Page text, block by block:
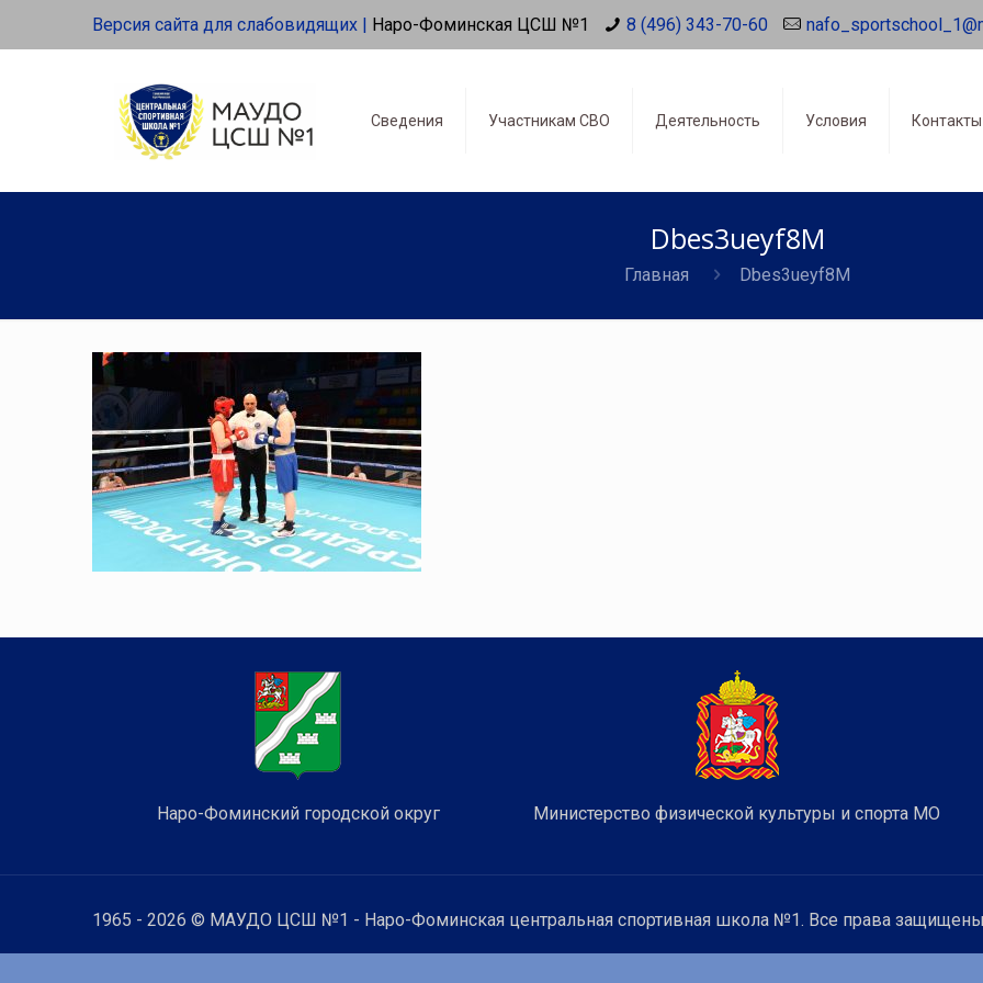
Версия сайта для слабовидящих | Наро-Фоминская ЦСШ №1 8 (496) 343-70-60
Сведения Участникам СВО Деятельность Условия Контакты
Dbes3ueyf8M
Главная Dbes3ueyf8M
Наро-Фоминский городской округ Министерство физической культуры и спорта МО
1965 - 2026 © МАУДО ЦСШ №1 - Наро-Фоминская центральная спортивная школа №1. Все права